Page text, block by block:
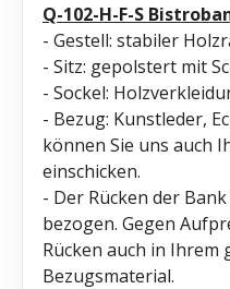
Q-102-H-F-S
- Gestell: stabiler
- Sitz: gepolstert mit
- Sockel:
- Bezug: Kunstleder,
können Sie uns auch
einschicken.
- Der Rücken der
bezogen. Gegen
Rücken auch in Ihrem
Bezugsmaterial.